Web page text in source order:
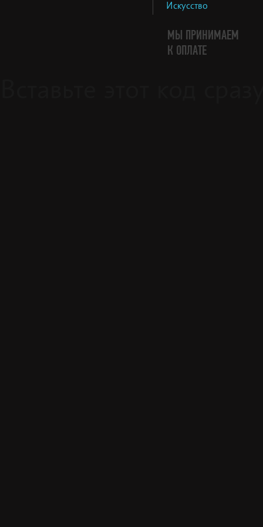
Искусство
МЫ ПРИНИМАЕМ
К ОПЛАТЕ